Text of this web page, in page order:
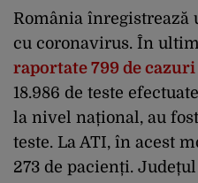
România
cu coronavirus. În
raportate 799 de cazuri
18.986 de teste
la nivel național, au
teste. La ATI, în acest
273 de pacienți.